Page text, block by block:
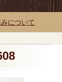
について